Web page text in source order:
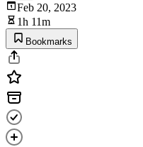
Feb 20, 2023
1h 11m
Bookmarks